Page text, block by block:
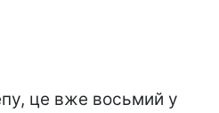
це вже восьмий у